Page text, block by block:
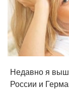
Недавно я
России и